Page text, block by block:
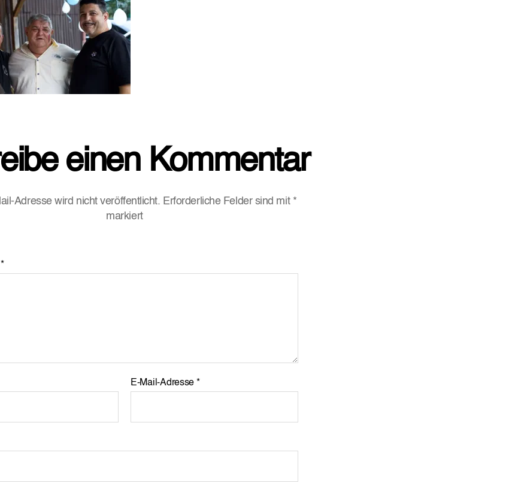
einen Kommentar
Adresse wird nicht veröffentlicht. Erforderliche Felder sind mit *
markiert
*
E-Mail-Adresse *